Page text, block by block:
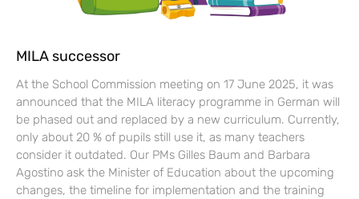
MILA successor
At the School Commission meeting on 17 June 2025, it was
announced that the MILA literacy programme in German will
be phased out and replaced by a new curriculum. Currently,
only about 20 % of pupils still use it, as many teachers
consider it outdated. Our PMs Gilles Baum and Barbara
Agostino ask the Minister of Education about the upcoming
changes, the timeline for implementation and the training